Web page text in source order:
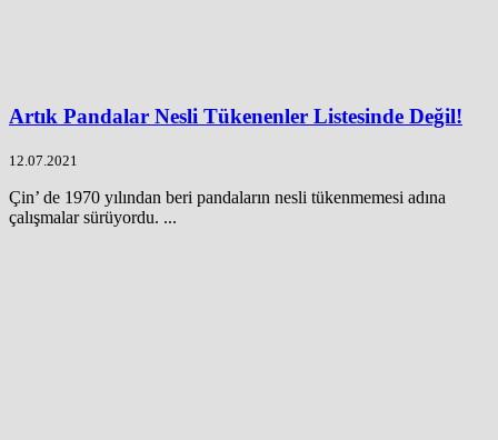
Artık Pandalar Nesli Tükenenler Listesinde Değil!
12.07.2021
Çin’ de 1970 yılından beri pandaların nesli tükenmemesi adına
çalışmalar sürüyordu. ...